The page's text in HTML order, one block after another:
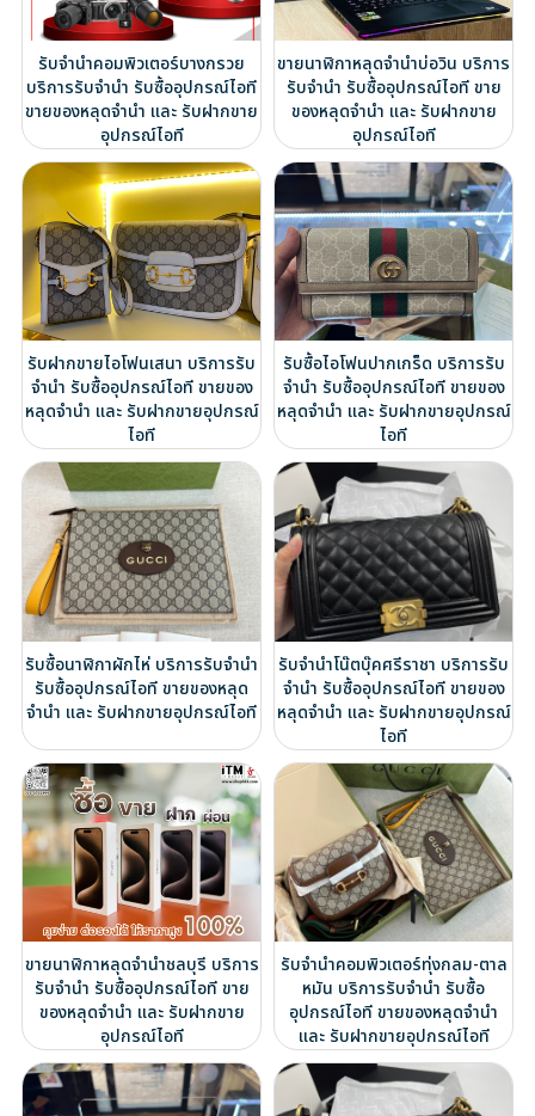
รับจำนำคอมพิวเตอร์บางกรวย
บริการรับจำนำ รับซื้ออุปกรณ์ไอที
ขายของหลุดจำนำ และ รับฝากขาย
อุปกรณ์ไอที
ขายนาฬิกาหลุดจำนำบ่อวิน บริการ
รับจำนำ รับซื้ออุปกรณ์ไอที ขาย
ของหลุดจำนำ และ รับฝากขาย
อุปกรณ์ไอที
รับฝากขายไอโฟนเสนา บริการรับ
จำนำ รับซื้ออุปกรณ์ไอที ขายของ
หลุดจำนำ และ รับฝากขายอุปกรณ์
ไอที
รับซื้อไอโฟนปากเกร็ด บริการรับ
จำนำ รับซื้ออุปกรณ์ไอที ขายของ
หลุดจำนำ และ รับฝากขายอุปกรณ์
ไอที
รับซื้อนาฬิกาผักไห่ บริการรับจำนำ
รับซื้ออุปกรณ์ไอที ขายของหลุด
จำนำ และ รับฝากขายอุปกรณ์ไอที
รับจำนำโน๊ตบุ๊คศรีราชา บริการรับ
จำนำ รับซื้ออุปกรณ์ไอที ขายของ
หลุดจำนำ และ รับฝากขายอุปกรณ์
ไอที
ขายนาฬิกาหลุดจำนำชลบุรี บริการ
รับจำนำ รับซื้ออุปกรณ์ไอที ขาย
ของหลุดจำนำ และ รับฝากขาย
อุปกรณ์ไอที
รับจำนำคอมพิวเตอร์ทุ่งกลม-ตาล
หมัน บริการรับจำนำ รับซื้อ
อุปกรณ์ไอที ขายของหลุดจำนำ
และ รับฝากขายอุปกรณ์ไอที